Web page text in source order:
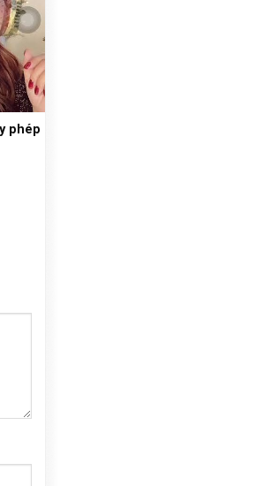
phép